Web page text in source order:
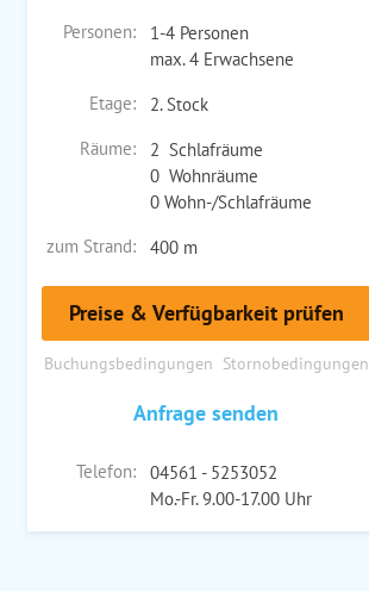
Personen:
1-4 Personen
max. 4 Erwachsene
Etage:
2. Stock
Räume:
2 Schlafräume
0 Wohnräume
0 Wohn-/Schlafräume
zum Strand:
400 m
Preise & Verfügbarkeit prüfen
Buchungsbedingungen Stornobedingungen
Anfrage senden
Telefon:
04561 - 5253052
Mo.-Fr. 9.00-17.00 Uhr